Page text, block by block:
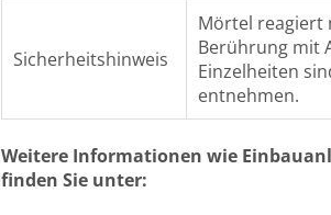
Sicherheitshinweis
Mörtel reagiert
Berührung mit
Einzelheiten
entnehmen.
Weitere Informationen wie
finden Sie unter: